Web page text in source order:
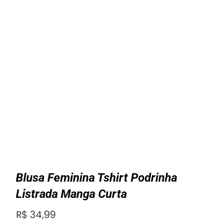
Blusa Feminina Tshirt Podrinha
Listrada Manga Curta
R$ 34,99